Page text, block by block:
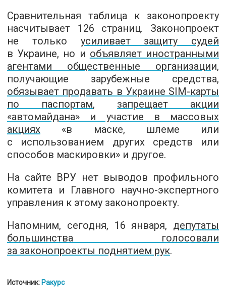
Сравнительная таблица к законопроекту
насчитывает 126 страниц. Законопроект
не только усиливает защиту судей
в Украине, но и объявляет иностранными
агентами общественные организации,
получающие зарубежные средства,
обязывает продавать в Украине SIM-карты
по паспортам, запрещает акции
«автомайдана» и участие в массовых
акциях «в маске, шлеме или
с использованием других средств или
способов маскировки» и другое.
На сайте ВРУ нет выводов профильного
комитета и Главного научно-экспертного
управления к этому законопроекту.
Напомним, сегодня, 16 января, депутаты
большинства голосовали
за законопроекты поднятием рук.
Источник: Ракурс